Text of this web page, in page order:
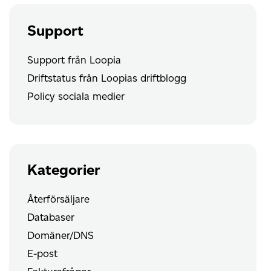
Support
Support från Loopia
Driftstatus från Loopias driftblogg
Policy sociala medier
Kategorier
Återförsäljare
Databaser
Domäner/DNS
E-post